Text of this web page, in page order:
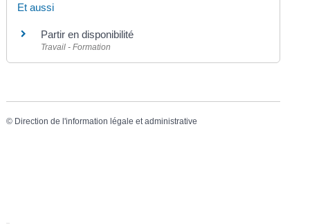
Et aussi
Partir en disponibilité
Travail - Formation
© Direction de l'information légale et administrative